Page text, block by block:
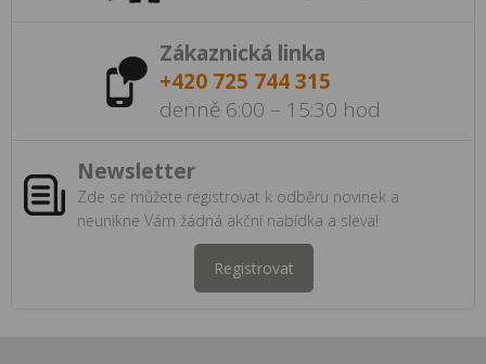
Zákaznická linka
+420 725 744 315
denně 6:00 – 15:30 hod
Newsletter
Zde se můžete registrovat k odběru novinek a
neunikne Vám žádná akční nabídka a sleva!
Registrovat